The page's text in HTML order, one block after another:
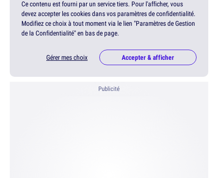
Ce contenu est fourni par un service tiers. Pour l'afficher, vous
devez accepter les cookies dans vos paramètres de confidentialité.
Modifiez ce choix à tout moment via le lien "Paramètres de Gestion
de la Confidentialité" en bas de page.
Gérer mes choix Accepter & afficher
Publicité